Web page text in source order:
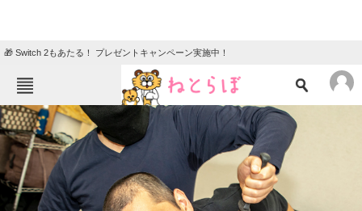
🎁 Switch 2もあたる！ プレゼントキャンペーン実施中！
ねとらぼメニュー
TOP ニュース
エンタメ クイズ
グルメ 地域